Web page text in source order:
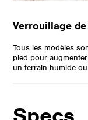
Verrouillage
Tous les modèles
pied pour
un terrain humide